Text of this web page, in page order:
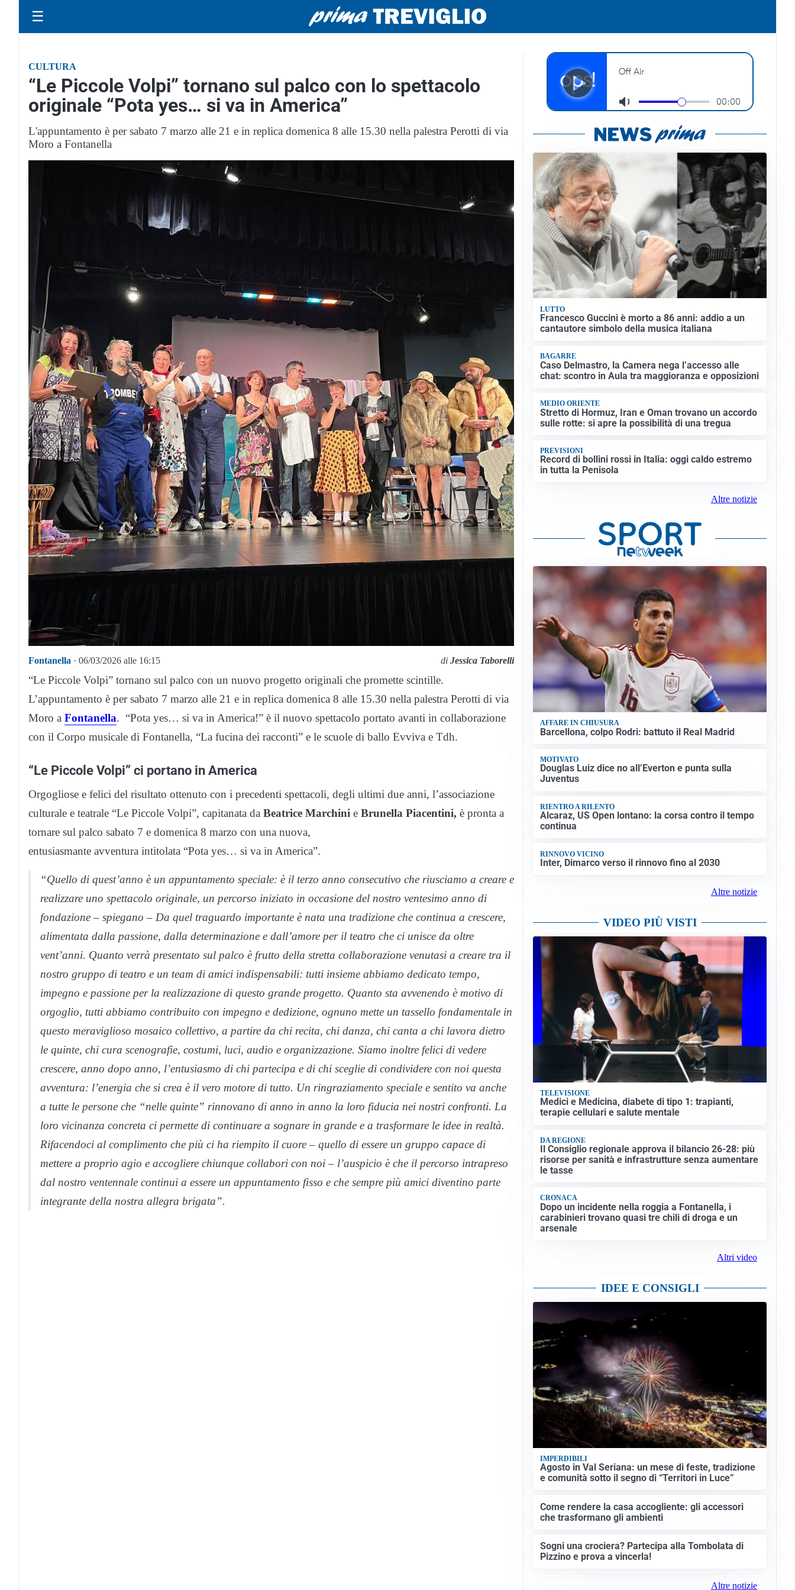
☰
CULTURA
“Le Piccole Volpi” tornano sul palco con lo spettacolo
originale “Pota yes… si va in America”
L'appuntamento è per sabato 7 marzo alle 21 e in replica domenica 8 alle 15.30 nella palestra Perotti di via
Moro a Fontanella
Fontanella · 06/03/2026 alle 16:15 diJessica Taborelli
“Le Piccole Volpi” tornano sul palco con un nuovo progetto originali che promette scintille.
L’appuntamento è per sabato 7 marzo alle 21 e in replica domenica 8 alle 15.30 nella palestra Perotti di via
Moro a Fontanella. “Pota yes… si va in America!” è il nuovo spettacolo portato avanti in collaborazione
con il Corpo musicale di Fontanella, “La fucina dei racconti” e le scuole di ballo Evviva e Tdh.
“Le Piccole Volpi” ci portano in America
Orgogliose e felici del risultato ottenuto con i precedenti spettacoli, degli ultimi due anni, l’associazione
culturale e teatrale “Le Piccole Volpi”, capitanata da Beatrice Marchini e Brunella Piacentini, è pronta a
tornare sul palco sabato 7 e domenica 8 marzo con una nuova,
entusiasmante avventura intitolata “Pota yes… si va in America”.
“Quello di quest’anno è un appuntamento speciale: è il terzo anno consecutivo che riusciamo a creare e
realizzare uno spettacolo originale, un percorso iniziato in occasione del nostro ventesimo anno di
fondazione – spiegano – Da quel traguardo importante è nata una tradizione che continua a crescere,
alimentata dalla passione, dalla determinazione e dall’amore per il teatro che ci unisce da oltre
vent’anni. Quanto verrà presentato sul palco è frutto della stretta collaborazione venutasi a creare tra il
nostro gruppo di teatro e un team di amici indispensabili: tutti insieme abbiamo dedicato tempo,
impegno e passione per la realizzazione di questo grande progetto. Quanto sta avvenendo è motivo di
orgoglio, tutti abbiamo contribuito con impegno e dedizione, ognuno mette un tassello fondamentale in
questo meraviglioso mosaico collettivo, a partire da chi recita, chi danza, chi canta a chi lavora dietro
le quinte, chi cura scenografie, costumi, luci, audio e organizzazione. Siamo inoltre felici di vedere
crescere, anno dopo anno, l’entusiasmo di chi partecipa e di chi sceglie di condividere con noi questa
avventura: l’energia che si crea è il vero motore di tutto. Un ringraziamento speciale e sentito va anche
a tutte le persone che “nelle quinte” rinnovano di anno in anno la loro fiducia nei nostri confronti. La
loro vicinanza concreta ci permette di continuare a sognare in grande e a trasformare le idee in realtà.
Rifacendoci al complimento che più ci ha riempito il cuore – quello di essere un gruppo capace di
mettere a proprio agio e accogliere chiunque collabori con noi – l’auspicio è che il percorso intrapreso
dal nostro ventennale continui a essere un appuntamento fisso e che sempre più amici diventino parte
integrante della nostra allegra brigata”.
LUTTO
Francesco Guccini è morto a 86 anni: addio a un
cantautore simbolo della musica italiana
BAGARRE
Caso Delmastro, la Camera nega l’accesso alle
chat: scontro in Aula tra maggioranza e opposizioni
MEDIO ORIENTE
Stretto di Hormuz, Iran e Oman trovano un accordo
sulle rotte: si apre la possibilità di una tregua
PREVISIONI
Record di bollini rossi in Italia: oggi caldo estremo
in tutta la Penisola
Altre notizie
AFFARE IN CHIUSURA
Barcellona, colpo Rodri: battuto il Real Madrid
MOTIVATO
Douglas Luiz dice no all’Everton e punta sulla
Juventus
RIENTRO A RILENTO
Alcaraz, US Open lontano: la corsa contro il tempo
continua
RINNOVO VICINO
Inter, Dimarco verso il rinnovo fino al 2030
Altre notizie
VIDEO PIÙ VISTI
TELEVISIONE
Medici e Medicina, diabete di tipo 1: trapianti,
terapie cellulari e salute mentale
DA REGIONE
Il Consiglio regionale approva il bilancio 26-28: più
risorse per sanità e infrastrutture senza aumentare
le tasse
CRONACA
Dopo un incidente nella roggia a Fontanella, i
carabinieri trovano quasi tre chili di droga e un
arsenale
Altri video
IDEE E CONSIGLI
IMPERDIBILI
Agosto in Val Seriana: un mese di feste, tradizione
e comunità sotto il segno di “Territori in Luce”
Come rendere la casa accogliente: gli accessori
che trasformano gli ambienti
Sogni una crociera? Partecipa alla Tombolata di
Pizzino e prova a vincerla!
Altre notizie